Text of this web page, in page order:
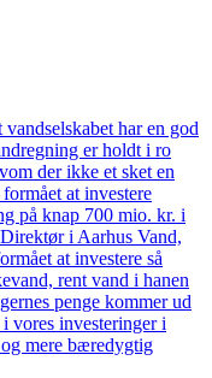
har en god
er holdt i ro
der ikke et sket en
at investere
på knap 700 mio. kr. i
i Aarhus Vand,
at investere så
rent vand i hanen
penge kommer ud
vores investeringer i
mere bæredygtig